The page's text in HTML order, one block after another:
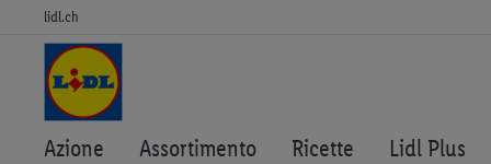
lidl.ch
Azione Assortimento Ricette Lidl Plus